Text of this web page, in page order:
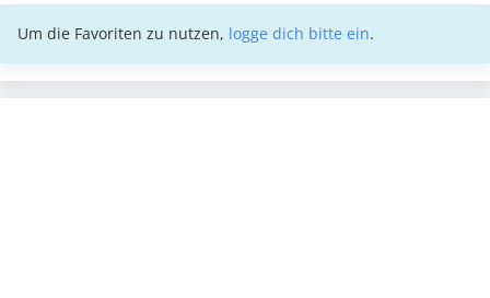
Um die Favoriten zu nutzen, logge dich bitte ein.